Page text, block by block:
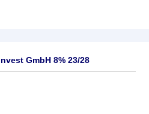
GmbH 8% 23/28